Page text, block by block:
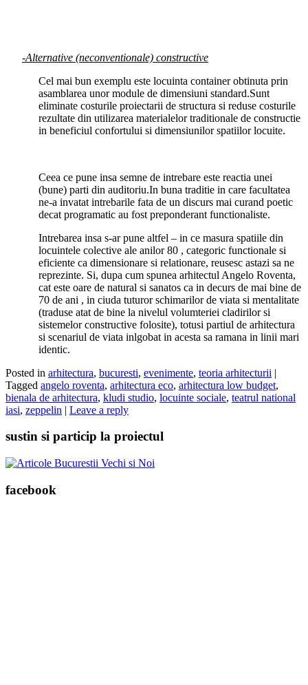
-Alternative (neconventionale) constructive
Cel mai bun exemplu este locuinta container obtinuta prin
asamblarea unor module de dimensiuni standard.Sunt
eliminate costurile proiectarii de structura si reduse costurile
rezultate din utilizarea materialelor traditionale de constructie
in beneficiul confortului si dimensiunilor spatiilor locuite.
Ceea ce pune insa semne de intrebare este reactia unei
(bune) parti din auditoriu.In buna traditie in care facultatea
ne-a invatat intrebarile fata de un discurs mai curand poetic
decat programatic au fost preponderant functionaliste.
Intrebarea insa s-ar pune altfel – in ce masura spatiile din
locuintele colective ale anilor 80 , categoric functionale si
eficiente ca dimensionare si relationare, reusesc astazi sa ne
reprezinte. Si, dupa cum spunea arhitectul Angelo Roventa,
cat este oare de natural si sanatos ca in decurs de mai bine de
70 de ani , in ciuda tuturor schimarilor de viata si mentalitate
(traduse atat de bine la nivelul volumteriei cladirilor si
sistemelor constructive folosite), totusi partiul de arhitectura
si scenariul de viata inlgobat in acesta sa ramana in linii mari
identic.
Posted in arhitectura, bucuresti, evenimente, teoria arhitecturii |
Tagged angelo roventa, arhitectura eco, arhitectura low budget,
bienala de arhitectura, kludi studio, locuinte sociale, teatrul national
iasi, zeppelin | Leave a reply
sustin si particip la proiectul
facebook